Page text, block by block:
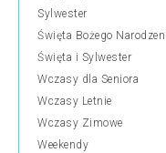
Sylwester
Święta Bożego
Święta i Sylwester
Wczasy dla Seniora
Wczasy Letnie
Wczasy Zimowe
Weekendy